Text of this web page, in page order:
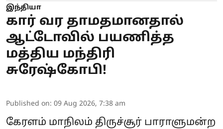
இந்தியா
கார் வர தாமதமானதால்
ஆட்டோவில் பயணித்த
மத்திய மந்திரி
சுரேஷ்கோபி!
Published on: 09 Aug 2026, 7:38 am
கேரளம் மாநிலம் திருச்சூர் பாராளுமன்ற